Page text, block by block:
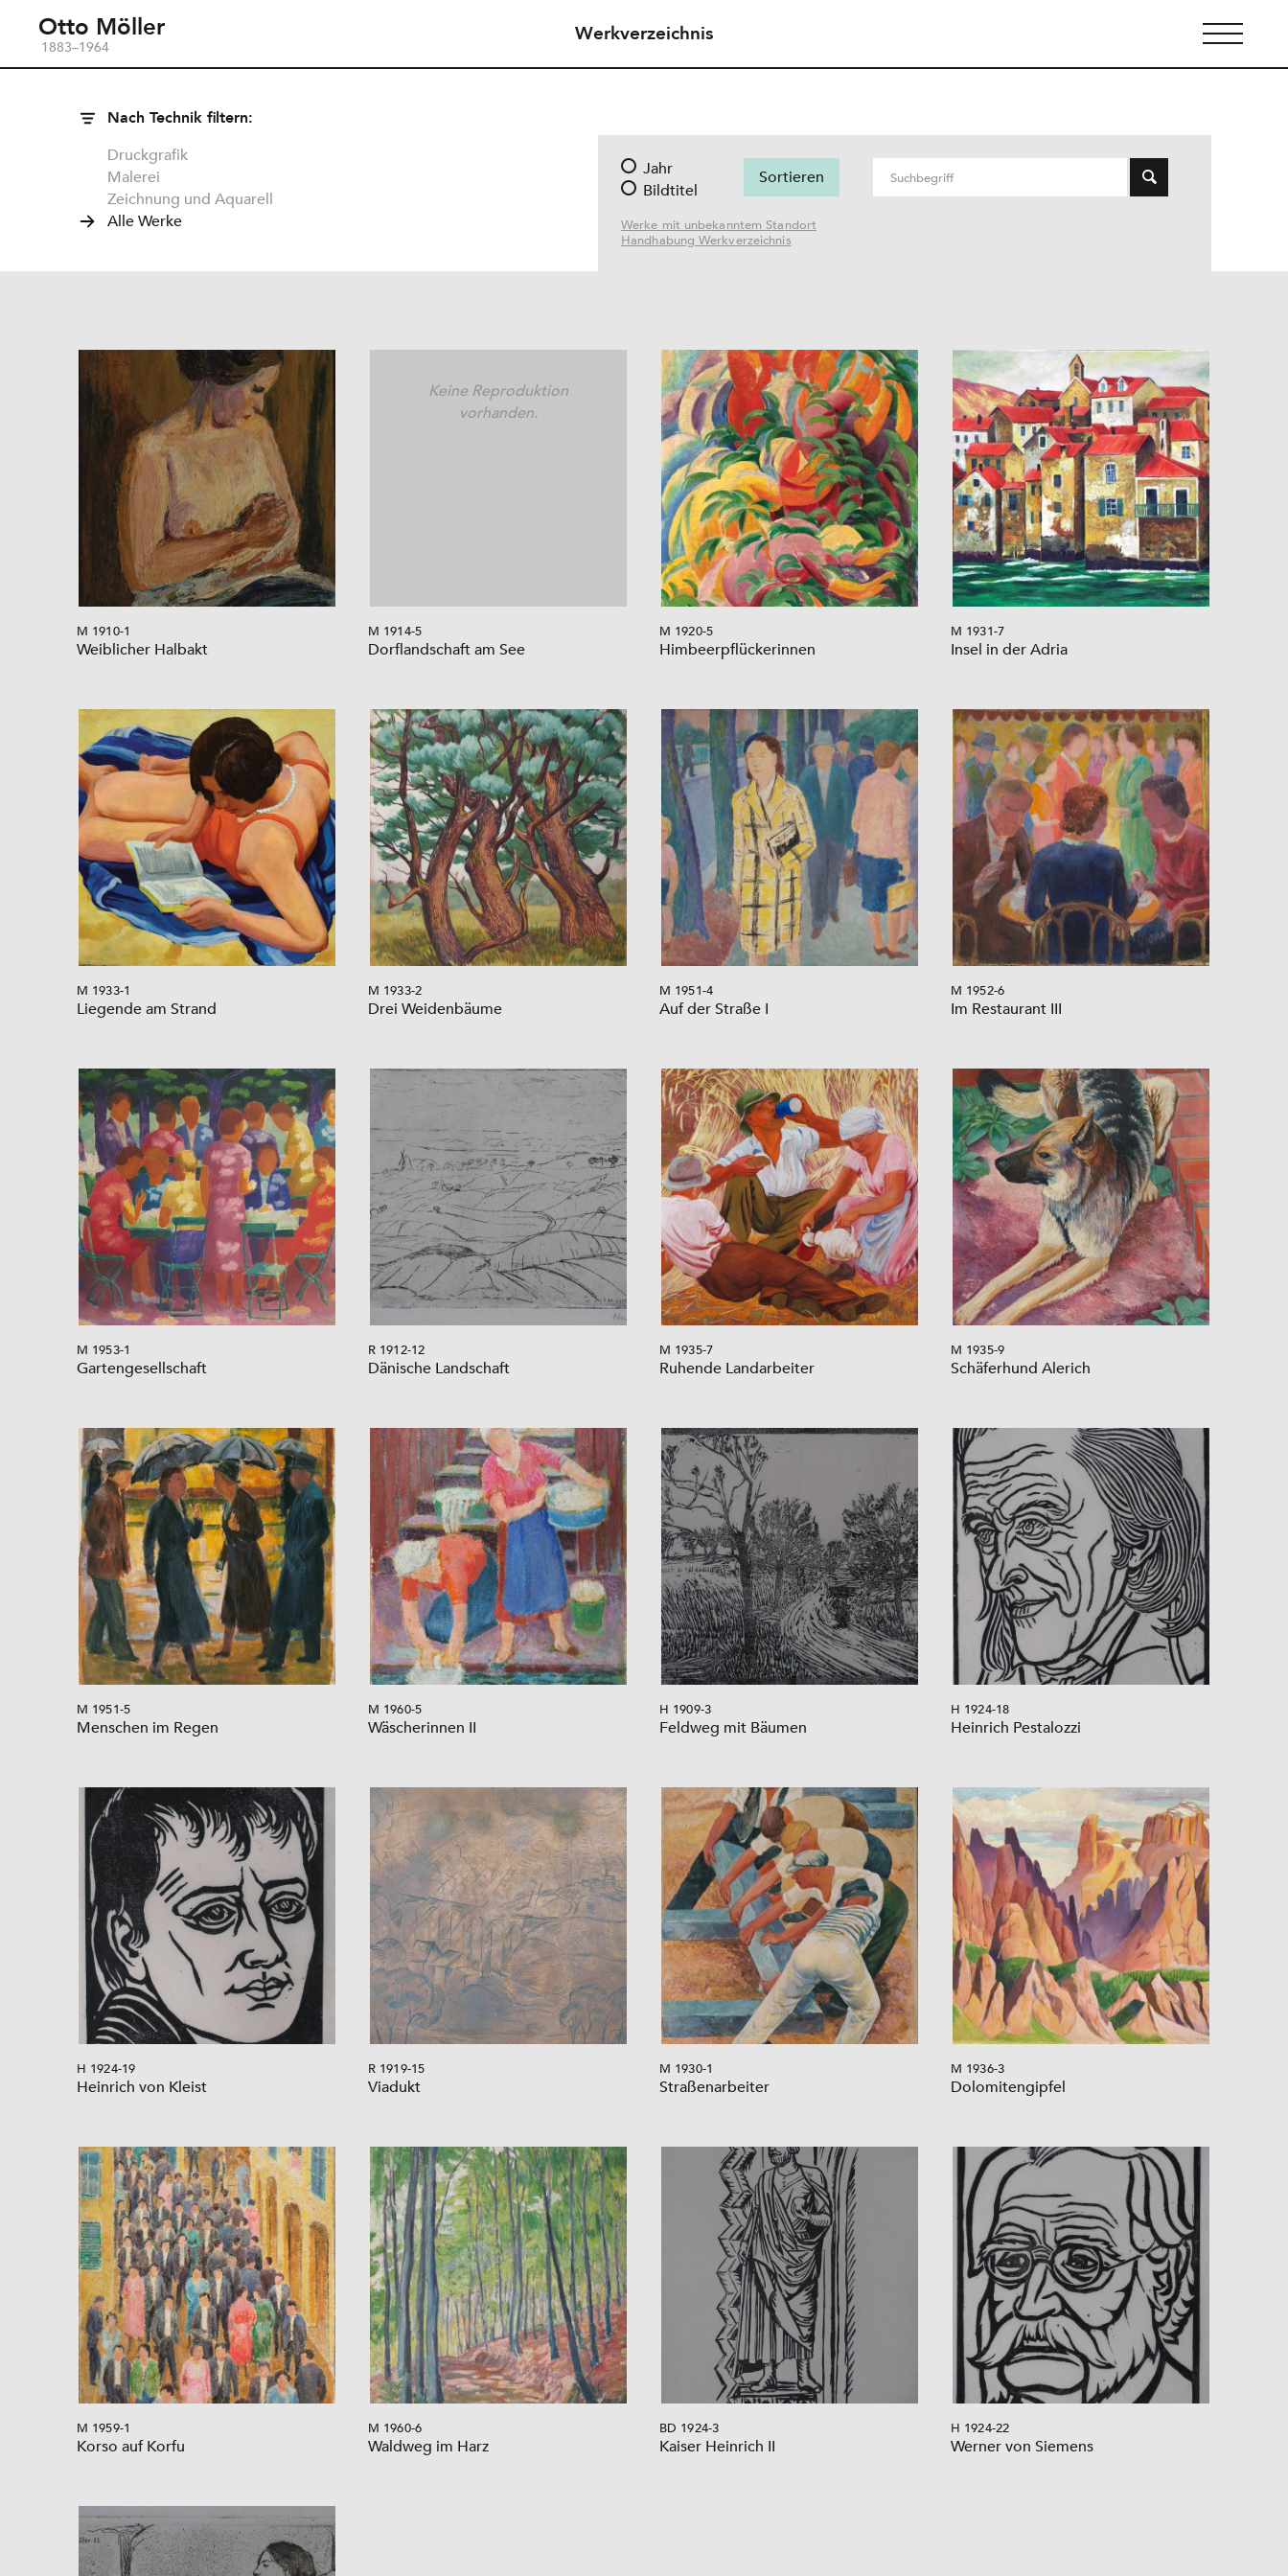
Otto Möller
1883–1964
Werkverzeichnis
Nach Technik filtern:
Druckgrafik
Malerei
Zeichnung und Aquarell
Alle Werke
Jahr
Bildtitel
Werke mit unbekanntem Standort
Handhabung Werkverzeichnis
M 1910-1
Weiblicher Halbakt
Keine Reproduktion
vorhanden.
M 1914-5
Dorflandschaft am See
M 1920-5
Himbeerpflückerinnen
M 1931-7
Insel in der Adria
M 1933-1
Liegende am Strand
M 1933-2
Drei Weidenbäume
M 1951-4
Auf der Straße I
M 1952-6
Im Restaurant III
M 1953-1
Gartengesellschaft
R 1912-12
Dänische Landschaft
M 1935-7
Ruhende Landarbeiter
M 1935-9
Schäferhund Alerich
M 1951-5
Menschen im Regen
M 1960-5
Wäscherinnen II
H 1909-3
Feldweg mit Bäumen
H 1924-18
Heinrich Pestalozzi
H 1924-19
Heinrich von Kleist
R 1919-15
Viadukt
M 1930-1
Straßenarbeiter
M 1936-3
Dolomitengipfel
M 1959-1
Korso auf Korfu
M 1960-6
Waldweg im Harz
BD 1924-3
Kaiser Heinrich II
H 1924-22
Werner von Siemens